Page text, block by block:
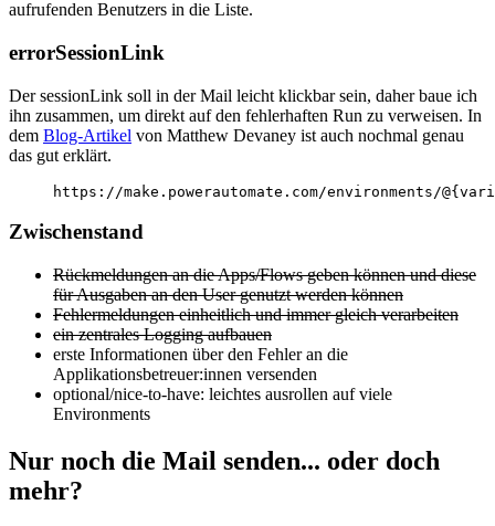
aufrufenden Benutzers in die Liste.
errorSessionLink
Der sessionLink soll in der Mail leicht klickbar sein, daher baue ich
ihn zusammen, um direkt auf den fehlerhaften Run zu verweisen. In
dem Blog-Artikel von Matthew Devaney ist auch nochmal genau
das gut erklärt.
https://make.powerautomate.com/environments/
Zwischenstand
Rückmeldungen an die Apps/Flows geben können und diese
für Ausgaben an den User genutzt werden können
Fehlermeldungen einheitlich und immer gleich verarbeiten
ein zentrales Logging aufbauen
erste Informationen über den Fehler an die
Applikationsbetreuer:innen versenden
optional/nice-to-have: leichtes ausrollen auf viele
Environments
Nur noch die Mail senden... oder doch
mehr?